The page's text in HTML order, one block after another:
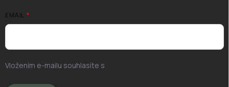
EMAIL
Vložením e-mailu souhlasíte s